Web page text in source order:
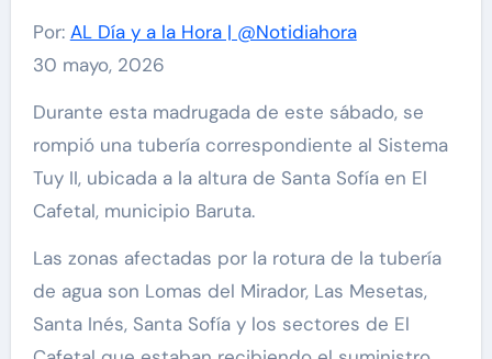
Por: AL Día y a la Hora | @Notidiahora
30 mayo, 2026
Durante esta madrugada de este sábado, se
rompió una tubería correspondiente al Sistema
Tuy II, ubicada a la altura de Santa Sofía en El
Cafetal, municipio Baruta.
Las zonas afectadas por la rotura de la tubería
de agua son Lomas del Mirador, Las Mesetas,
Santa Inés, Santa Sofía y los sectores de El